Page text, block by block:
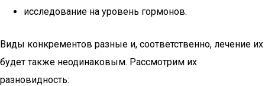
исследование на уровень гормонов.
Виды конкрементов разные и, соответственно, лечение их
будет также неодинаковым. Рассмотрим их
разновидность: